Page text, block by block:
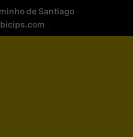
de Santiago